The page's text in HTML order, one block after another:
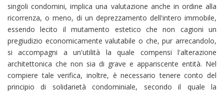
singoli condomini, implica una valutazione anche in ordine alla
ricorrenza, o meno, di un deprezzamento dell'intero immobile,
essendo lecito il mutamento estetico che non cagioni un
pregiudizio economicamente valutabile o che, pur arrecandolo,
si accompagni a un'utilità la quale compensi l'alterazione
architettonica che non sia di grave e appariscente entità. Nel
compiere tale verifica, inoltre, è necessario tenere conto del
principio di solidarietà condominiale, secondo il quale la